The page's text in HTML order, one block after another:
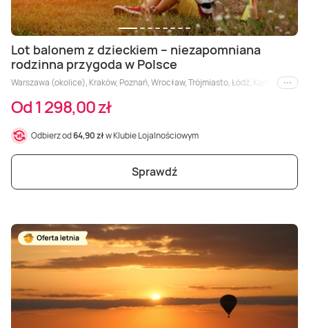
Lot balonem z dzieckiem – niezapomniana
rodzinna przygoda w Polsce
Warszawa (okolice), Kraków, Poznań, Wrocław, Trójmiasto, Łódź, Karkonosze,
i inne
Od 1 298,00 zł
Odbierz od64,90 złw Klubie Lojalnościowym
Sprawdź